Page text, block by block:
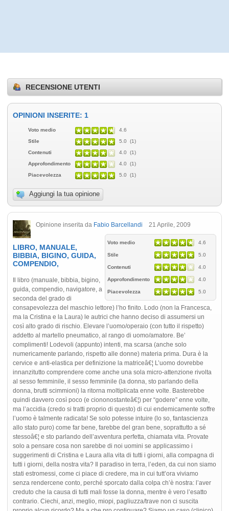
RECENSIONE UTENTI
OPINIONI INSERITE: 1
Voto medio
4.6
Stile
5.0 (1)
Contenuti
4.0 (1)
Approfondimento
4.0 (1)
Piacevolezza
5.0 (1)
Aggiungi la tua opinione
Opinione inserita da Fabio Barcellandi 21 Aprile, 2009
Voto medio 4.6
Stile 5.0
Contenuti 4.0
Approfondimento 4.0
Piacevolezza 5.0
LIBRO, MANUALE,
BIBBIA, BIGINO, GUIDA,
COMPENDIO,
Il libro (manuale, bibbia, bigino,
guida, compendio, navigatore, a
seconda del grado di
consapevolezza del maschio lettore) l’ho finito. Lodo (non la Francesca,
ma la Cristina e la Laura) le autrici che hanno deciso di assumersi un
così alto grado di rischio. Elevare l’uomo/operaio (con tutto il rispetto)
addetto al martello pneumatico, al rango di uomo/amatore. Be’
complimenti! Lodevoli (appunto) intenti, ma scarsa (anche solo
numericamente parlando, rispetto alle donne) materia prima. Dura è la
cervice e anti-elastica per definizione la matriceâ€¦ L’uomo dovrebbe
innanzitutto comprendere come anche una sola micro-attenzione rivolta
al sesso femminile, il sesso femminile (la donna, sto parlando della
donna, brutti scimmioni) la ritorna moltiplicata enne volte. Basterebbe
quindi davvero così poco (e ciononostanteâ€¦) per “godere” enne volte,
ma l’accidia (credo si tratti proprio di questo) di cui endemicamente soffre
l’uomo è talmente radicata! Se solo potesse intuire (lo so, fantascienza
allo stato puro) come far bene, farebbe del gran bene, soprattutto a sé
stessoâ€¦ e sto parlando dell’avventura perfetta, chiamata vita. Provate
solo a pensare cosa non sarebbe di noi uomini se applicassimo i
suggerimenti di Cristina e Laura alla vita di tutti i giorni, alla compagna di
tutti i giorni, della nostra vita? Il paradiso in terra, l’eden, da cui non siamo
stati estromessi, come ci piace di credere, ma in cui tutt’ora viviamo
senza rendercene conto, perché sporcato dalla colpa ch’è nostra: l’aver
creduto che la causa di tutti mali fosse la donna, mentre è vero l’esatto
contrario. Ciechi, anzi, meglio, miopi, pagliuzza/trave non ci suscita